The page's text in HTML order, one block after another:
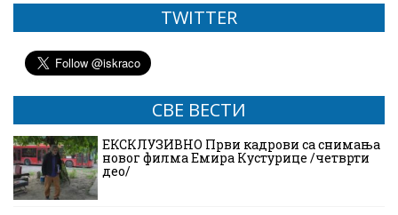
TWITTER
СВЕ ВЕСТИ
ЕКСКЛУЗИВНО Први кадрови са снимања
новог филма Емира Кустурице /четврти
део/